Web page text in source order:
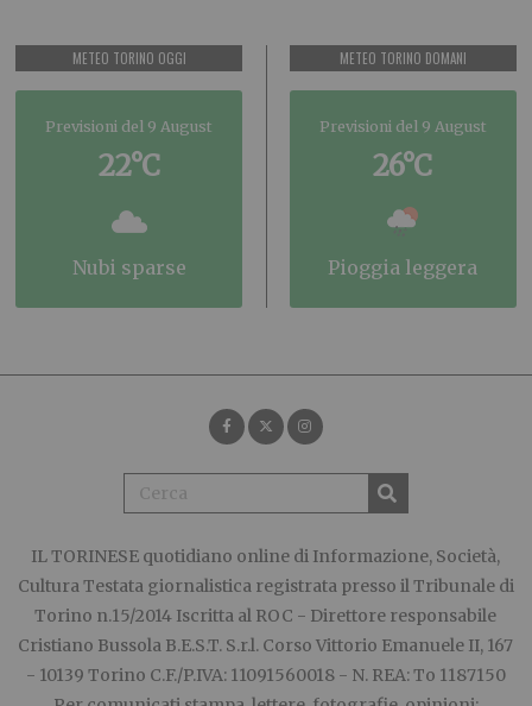
METEO TORINO OGGI
Previsioni del 9 August
22°C
nubi sparse
METEO TORINO DOMANI
Previsioni del 9 August
26°C
pioggia leggera
IL TORINESE quotidiano online di Informazione, Società,
Cultura Testata giornalistica registrata presso il Tribunale di
Torino n.15/2014 Iscritta al ROC - Direttore responsabile
Cristiano Bussola B.E.S.T. S.r.l. Corso Vittorio Emanuele II, 167
- 10139 Torino C.F./P.IVA: 11091560018 - N. REA: To 1187150